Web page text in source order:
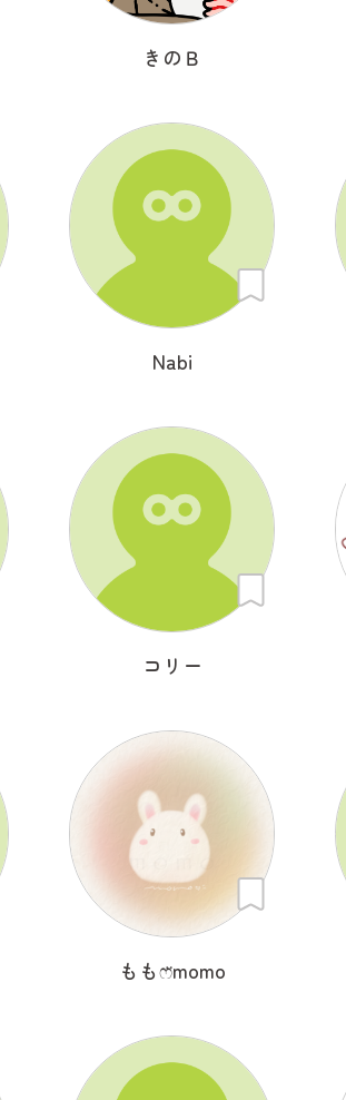
きのＢ
Nabi
コリー
ももෆ̈momo